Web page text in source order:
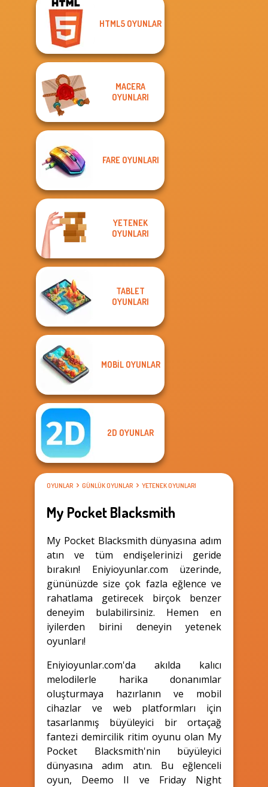
HTML5 OYUNLAR
MACERA
OYUNLARI
FARE OYUNLARI
YETENEK
OYUNLARI
TABLET
OYUNLARI
MOBIL OYUNLAR
2D OYUNLAR
OYUNLAR GÜNLÜK OYUNLAR YETENEK OYUNLARI
My Pocket Blacksmith
My Pocket Blacksmith dünyasına adım
atın ve tüm endişelerinizi geride
bırakın! Eniyioyunlar.com üzerinde,
gününüzde size çok fazla eğlence ve
rahatlama getirecek birçok benzer
deneyim bulabilirsiniz. Hemen en
iyilerden birini deneyin yetenek
oyunları!
Eniyioyunlar.com'da akılda kalıcı
melodilerle harika donanımlar
oluşturmaya hazırlanın ve mobil
cihazlar ve web platformları için
tasarlanmış büyüleyici bir ortaçağ
fantezi demircilik ritim oyunu olan My
Pocket Blacksmith'nin büyüleyici
dünyasına adım atın. Bu eğlenceli
oyun, Deemo II ve Friday Night